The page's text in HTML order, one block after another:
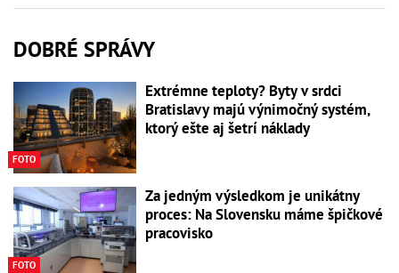
DOBRÉ SPRÁVY
FOTO
Extrémne teploty? Byty v srdci
Bratislavy majú výnimočný systém,
ktorý ešte aj šetrí náklady
FOTO
Za jedným výsledkom je unikátny
proces: Na Slovensku máme špičkové
pracovisko